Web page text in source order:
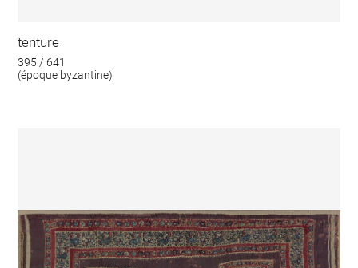
tenture
395 / 641
(époque byzantine)